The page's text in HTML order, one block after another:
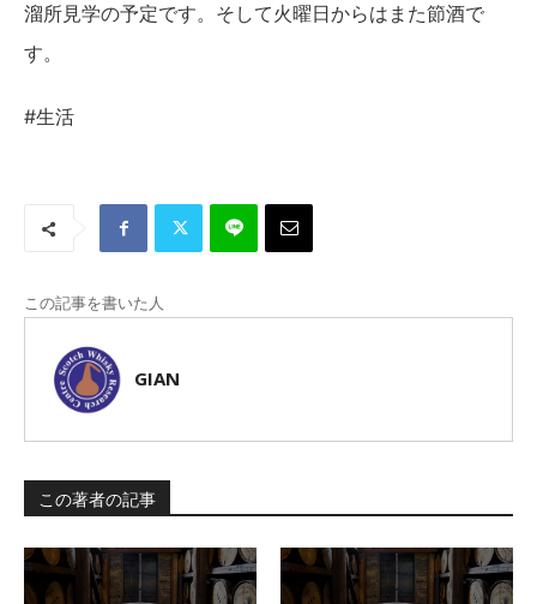
溜所見学の予定です。そして火曜日からはまた節酒で
す。
#生活
この記事を書いた人
GIAN
この著者の記事